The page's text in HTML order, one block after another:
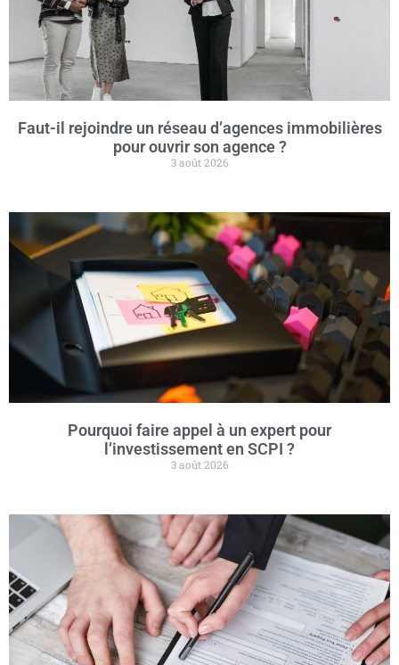
Faut-il rejoindre un réseau d’agences immobilières
pour ouvrir son agence ?
3 août 2026
Pourquoi faire appel à un expert pour
l’investissement en SCPI ?
3 août 2026